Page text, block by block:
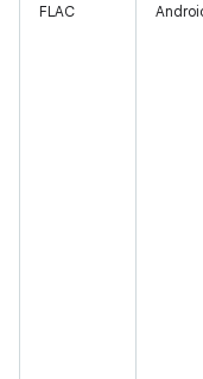
FLAC